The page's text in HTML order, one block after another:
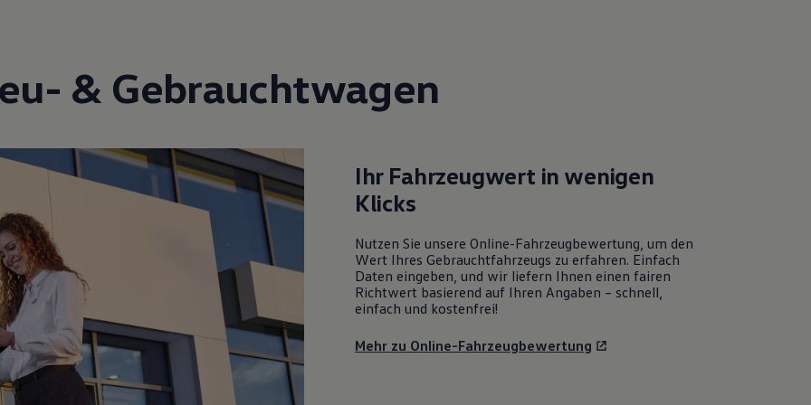
& Gebrauchtwagen
Ihr Fahrzeugwert in wenigen
Klicks
Nutzen Sie unsere Online-Fahrzeugbewertung, um den
Wert Ihres Gebrauchtfahrzeugs zu erfahren. Einfach
Daten eingeben, und wir liefern Ihnen einen fairen
Richtwert basierend auf Ihren Angaben – schnell,
einfach und kostenfrei!
Mehr zu Online-Fahrzeugbewertung